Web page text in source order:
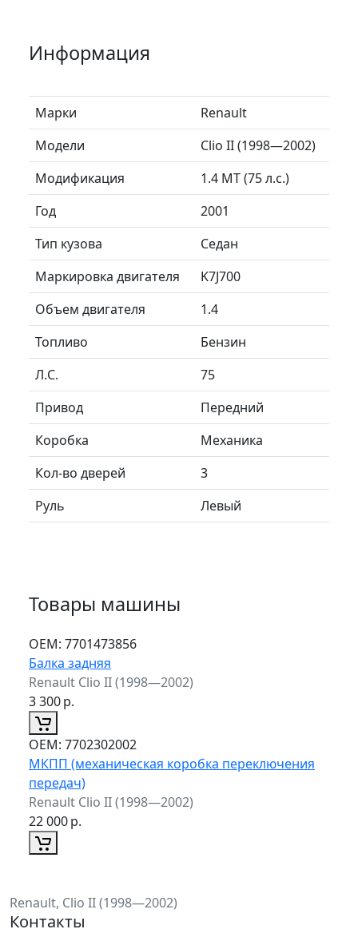
Информация
Марки
Renault
Модели
Clio II (1998—2002)
Модификация
1.4 MT (75 л.с.)
Год
2001
Тип кузова
Седан
Маркировка двигателя
K7J700
Объем двигателя
1.4
Топливо
Бензин
Л.C.
75
Привод
Передний
Коробка
Механика
Кол-во дверей
3
Руль
Левый
Товары машины
ОЕМ: 7701473856
Балка задняя
Renault Clio II (1998—2002)
3 300р.
ОЕМ: 7702302002
МКПП (механическая коробка переключения
передач)
Renault Clio II (1998—2002)
22 000р.
Renault, Clio II (1998—2002)
Контакты